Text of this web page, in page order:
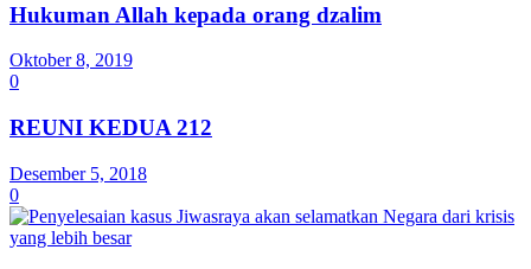
Hukuman Allah kepada orang dzalim
Oktober 8, 2019
0
REUNI KEDUA 212
Desember 5, 2018
0